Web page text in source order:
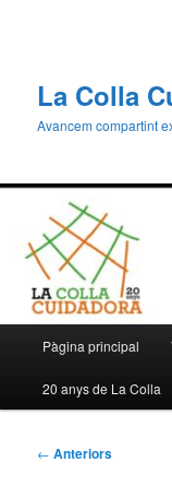
La Colla
Avancem compartint
principal
Pàgina principal
20 anys de La Colla
Navegació
← Anteriors